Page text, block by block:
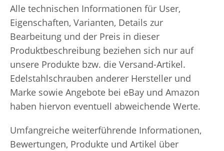
Alle technischen Informationen für User,
Eigenschaften, Varianten, Details zur
Bearbeitung und der Preis in dieser
Produktbeschreibung beziehen sich nur auf
unsere Produkte bzw. die Versand-Artikel.
Edelstahlschrauben anderer Hersteller und
Marke sowie Angebote bei eBay und Amazon
haben hiervon eventuell abweichende Werte.
Umfangreiche weiterführende Informationen,
Bewertungen, Produkte und Artikel über